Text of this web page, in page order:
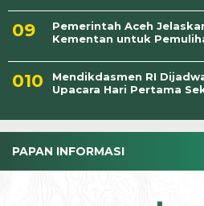
Pemerintah Aceh
Kementan untuk
Mendikdasmen RI
Upacara Hari Pertama
PAPAN INFORMASI